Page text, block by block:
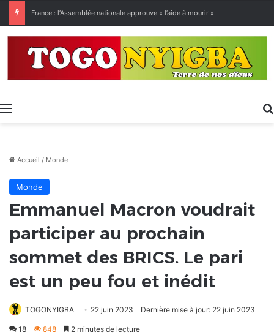
Menu
Accueil / Monde
Monde
Emmanuel Macron voudrait
participer au prochain
sommet des BRICS. Le pari
est un peu fou et inédit
TOGONYIGBA 22 juin 2023 Dernière mise à jour: 22 juin 2023
18 848 2 minutes de lecture